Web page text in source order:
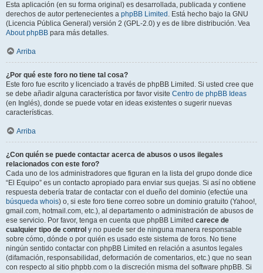
Esta aplicación (en su forma original) es desarrollada, publicada y contiene
derechos de autor pertenecientes a phpBB Limited . Está hecho bajo la GNU
(Licencia Pública General) versión 2 (GPL-2.0) y es de libre distribución. Vea
About phpBB para más detalles.
Arriba
¿Por qué este foro no tiene tal cosa?
Este foro fue escrito y licenciado a través de phpBB Limited. Si usted cree que
se debe añadir alguna característica por favor visite Centro de phpBB Ideas
(en Inglés), donde se puede votar en ideas existentes o sugerir nuevas
características.
Arriba
¿Con quién se puede contactar acerca de abusos o usos ilegales
relacionados con este foro?
Cada uno de los administradores que figuran en la lista del grupo donde dice
“El Equipo” es un contacto apropiado para enviar sus quejas. Si así no obtiene
respuesta debería tratar de contactar con el dueño del dominio (efectúe una
búsqueda whois) o, si este foro tiene correo sobre un dominio gratuito (Yahoo!,
gmail.com, hotmail.com, etc.), al departamento o administración de abusos de
ese servicio. Por favor, tenga en cuenta que phpBB Limited carece de
cualquier tipo de control y no puede ser de ninguna manera responsable
sobre cómo, dónde o por quién es usado este sistema de foros. No tiene
ningún sentido contactar con phpBB Limited en relación a asuntos legales
(difamación, responsabilidad, deformación de comentarios, etc.) que no sean
con respecto al sitio phpbb.com o la discreción misma del software phpBB. Si